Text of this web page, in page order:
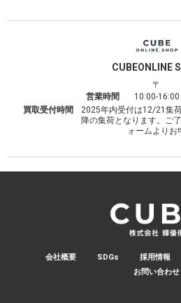
CUBEONLINE
〒
営業時間
10:00-16:00
買取受付時間
2025年内受付は12/21集
降の集荷となります。ご
ォームよりお
会社概要 SDGs 採用情報
お問い合わせ